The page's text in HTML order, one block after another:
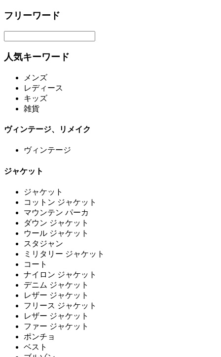
フリーワード
人気キーワード
メンズ
レディース
キッズ
雑貨
ヴィンテージ、リメイク
ヴィンテージ
ジャケット
ジャケット
コットン ジャケット
マウンテン パーカ
ダウン ジャケット
ウール ジャケット
スタジャン
ミリタリー ジャケット
コート
ナイロン ジャケット
デニム ジャケット
レザー ジャケット
フリース ジャケット
レザー ジャケット
ファー ジャケット
ポンチョ
ベスト